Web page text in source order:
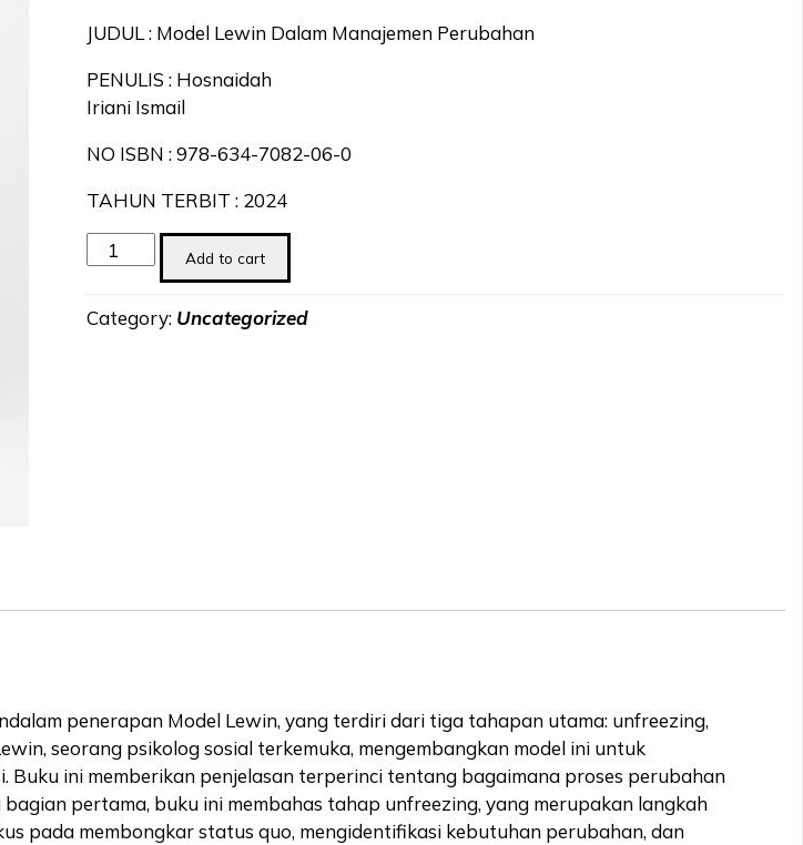
JUDUL : Model Lewin Dalam Manajemen Perubahan
PENULIS : Hosnaidah
Iriani Ismail
NO ISBN : 978-634-7082-06-0
TAHUN TERBIT : 2024
Model
Lewin
Manajemen
Add to cart
Category: Uncategorized
penerapan Model Lewin, yang terdiri dari tiga tahapan utama: unfreezing,
seorang psikolog sosial terkemuka, mengembangkan model ini untuk
ini memberikan penjelasan terperinci tentang bagaimana proses perubahan
pertama, buku ini membahas tahap unfreezing, yang merupakan langkah
pada membongkar status quo, mengidentifikasi kebutuhan perubahan, dan